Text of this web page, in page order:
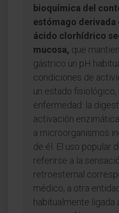
bioquímica del
estómago derivada
ácido clorhídrico
mucosa, que
gástrico un pH
condiciones de
un estado fisiológico,
enfermedad: la
activación
a microorganismos
de él. El uso popular
referirse a la
retroesternal
médico, a otra
habitualmente ligada